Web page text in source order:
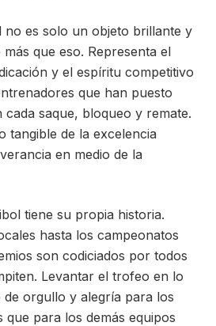
no es solo un objeto brillante y
que eso. Representa el
y el espíritu competitivo
que han puesto
saque, bloqueo y remate.
tangible de la excelencia
en medio de la
tiene su propia historia.
hasta los campeonatos
son codiciados por todos
Levantar el trofeo en lo
orgullo y alegría para los
que para los demás equipos